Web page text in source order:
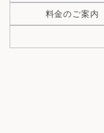
料金のご案内